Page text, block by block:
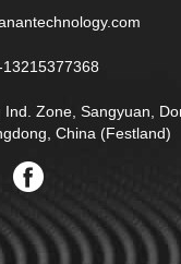
Zone, Sangyuan,
China (Festland)